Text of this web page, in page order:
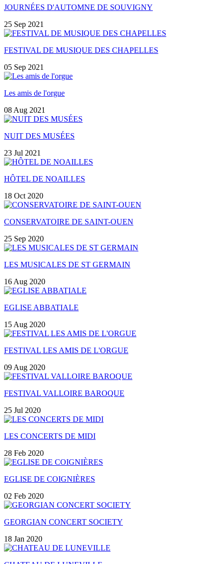
JOURNÉES D'AUTOMNE DE SOUVIGNY
25 Sep 2021
FESTIVAL DE MUSIQUE DES CHAPELLES
05 Sep 2021
Les amis de l'orgue
08 Aug 2021
NUIT DES MUSÉES
23 Jul 2021
HÔTEL DE NOAILLES
18 Oct 2020
CONSERVATOIRE DE SAINT-OUEN
25 Sep 2020
LES MUSICALES DE ST GERMAIN
16 Aug 2020
EGLISE ABBATIALE
15 Aug 2020
FESTIVAL LES AMIS DE L'ORGUE
09 Aug 2020
FESTIVAL VALLOIRE BAROQUE
25 Jul 2020
LES CONCERTS DE MIDI
28 Feb 2020
EGLISE DE COIGNIÈRES
02 Feb 2020
GEORGIAN CONCERT SOCIETY
18 Jan 2020